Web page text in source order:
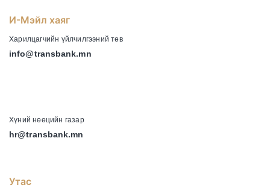
И-Мэйл хаяг
Харилцагчийн үйлчилгээний төв
info@transbank.mn
Хүний нөөцийн газар
hr@transbank.mn
Утас